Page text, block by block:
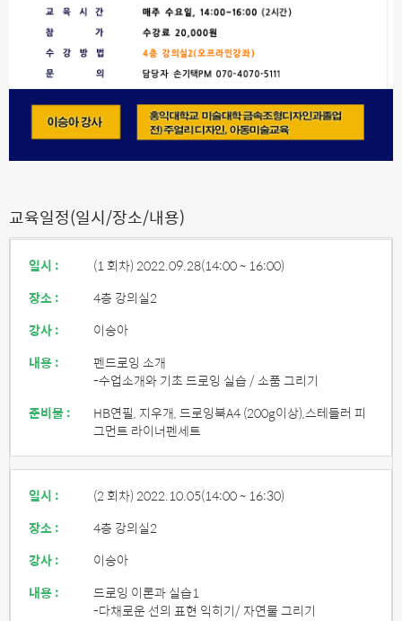
교육일정(일시/장소/내용)
일시 : (1 회차) 2022.09.28(14:00 ~ 16:00)
장소 :
4층 강의실2
강사 :
이승아
내용 :
펜드로잉 소개
-수업소개와 기초 드로잉 실습 / 소품 그리기
준비물 :
HB연필, 지우개, 드로잉북A4 (200g이상),스테들러 피
그먼트 라이너펜세트
일시 : (2 회차) 2022.10.05(14:00 ~ 16:30)
장소 :
4층 강의실2
강사 :
이승아
내용 :
드로잉 이론과 실습1
-다채로운 선의 표현 익히기/ 자연물 그리기